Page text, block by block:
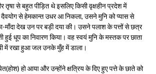
से बहुत पीड़ित थे इसलिए किसी वृक्षहीन प्रदेश में
दैवयोग से हेमकान्त उधर आ निकला, उसने मुनि को प्यास से
माँदा देख उन पर बड़ी दया की। उसने पलाश के पत्तों से छत्र
धूप का निवारण किया। वह स्वयं मुनि के मस्तक पर छाता
में रखा हुआ जल उनके मुँह में डाला।
हो आया और उन्होंने क्षत्रिय के दिए हुए पत्ते के छाते को